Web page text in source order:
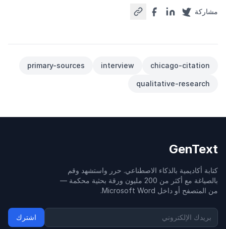
مشاركة
chicago-citation
interview
primary-sources
qualitative-research
GenText
كتابة أكاديمية بالذكاء الاصطناعي. حرر واستشهد وقم
بالصياغة مع أكثر من 200 مليون ورقة بحثية محكمة —
من المتصفح أو داخل Microsoft Word.
اشترك